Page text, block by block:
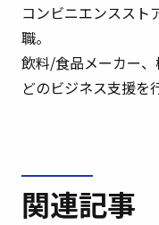
コンビニエンススト
職。
飲料/食品メーカー
どのビジネス支援を
関連記事